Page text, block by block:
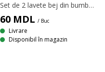
Set de 2 lavete bej din bumbac. Au o absorbție mare pentru curățarea eficientă și sarcini zilnice din bucătărie. Lavetele pot fi spălate la mașină la 60°C pentru o întreținere ușoară și refolosire. 28x28 cm
60 MDL / Buc
Livrare
Disponibil în magazin